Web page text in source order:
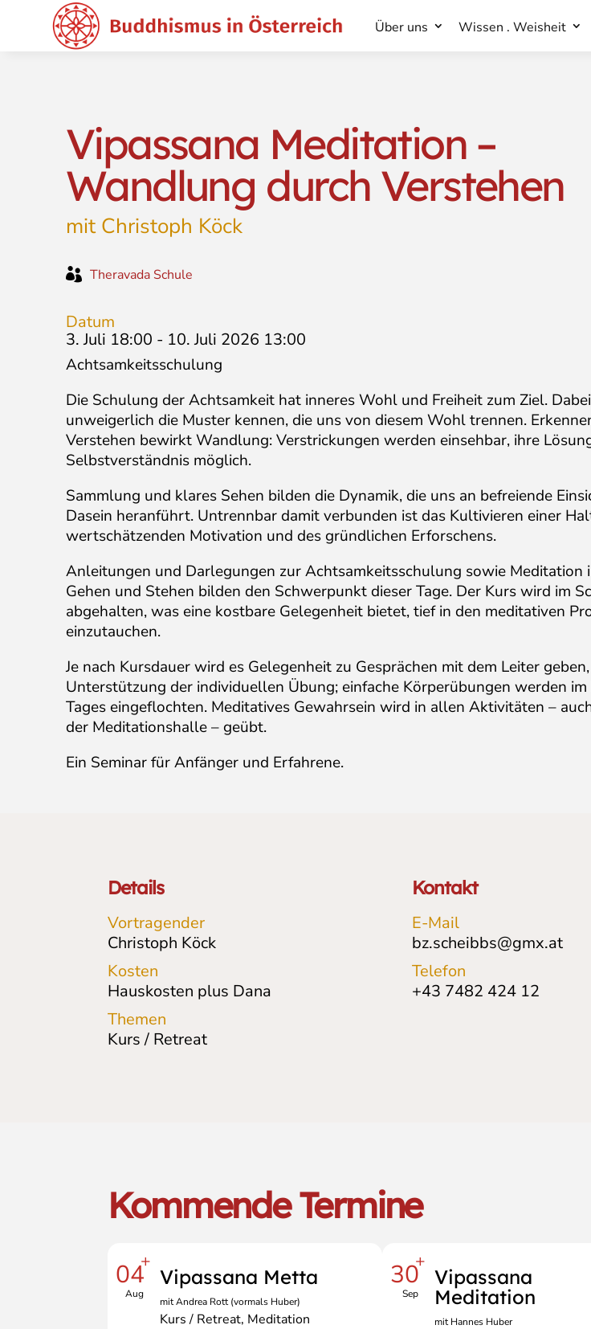
Über uns Wissen . Weisheit
Über uns Wissen . Weisheit
Vipassana Meditation –
Wandlung durch Verstehen
mit Christoph Köck
 Theravada Schule
Datum
3. Juli 18:00 - 10. Juli 2026 13:00
Achtsamkeitsschulung
Die Schulung der Achtsamkeit hat inneres Wohl und Freiheit zum Ziel.
unweigerlich die Muster kennen, die uns von diesem Wohl trennen.
Verstehen bewirkt Wandlung: Verstrickungen werden einsehbar, ihre
Selbstverständnis möglich.
Sammlung und klares Sehen bilden die Dynamik, die uns an befreiende
Dasein heranführt. Untrennbar damit verbunden ist das Kultivieren einer
wertschätzenden Motivation und des gründlichen Erforschens.
Anleitungen und Darlegungen zur Achtsamkeitsschulung sowie Meditation
Gehen und Stehen bilden den Schwerpunkt dieser Tage. Der Kurs wird im
abgehalten, was eine kostbare Gelegenheit bietet, tief in den meditativen
einzutauchen.
Je nach Kursdauer wird es Gelegenheit zu Gesprächen mit dem Leiter
Unterstützung der individuellen Übung; einfache Körperübungen werden im
Tages eingeflochten. Meditatives Gewahrsein wird in allen Aktivitäten –
der Meditationshalle – geübt.
Ein Seminar für Anfänger und Erfahrene.
Details
Vortragender
Christoph Köck
Kosten
Hauskosten plus Dana
Themen
Kurs / Retreat
Kontakt
E-Mail
bz.scheibbs@gmx.at
Telefon
+43 7482 424 12
Kommende Termine
04+
Aug
Vipassana Metta
mit Andrea Rott (vormals Huber)
Kurs / Retreat Meditation
30+
Sep
Vipassana
Meditation
mit Hannes Huber